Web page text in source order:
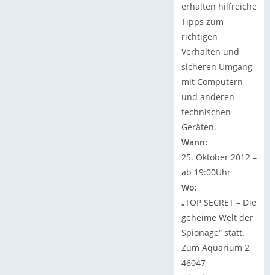
erhalten hilfreiche
Tipps zum
richtigen
Verhalten und
sicheren Umgang
mit Computern
und anderen
technischen
Geräten.
Wann:
25. Oktober 2012 –
ab 19:00Uhr
Wo:
„TOP SECRET – Die
geheime Welt der
Spionage“ statt.
Zum Aquarium 2
46047